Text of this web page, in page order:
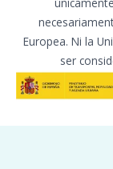
Europea. Ni la
ser